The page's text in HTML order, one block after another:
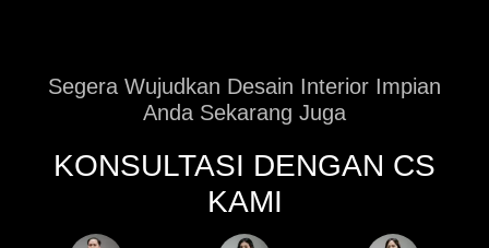
Segera Wujudkan Desain Interior Impian
Anda Sekarang Juga
KONSULTASI DENGAN CS
KAMI